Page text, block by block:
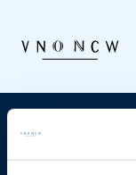
Nieuwsbrief